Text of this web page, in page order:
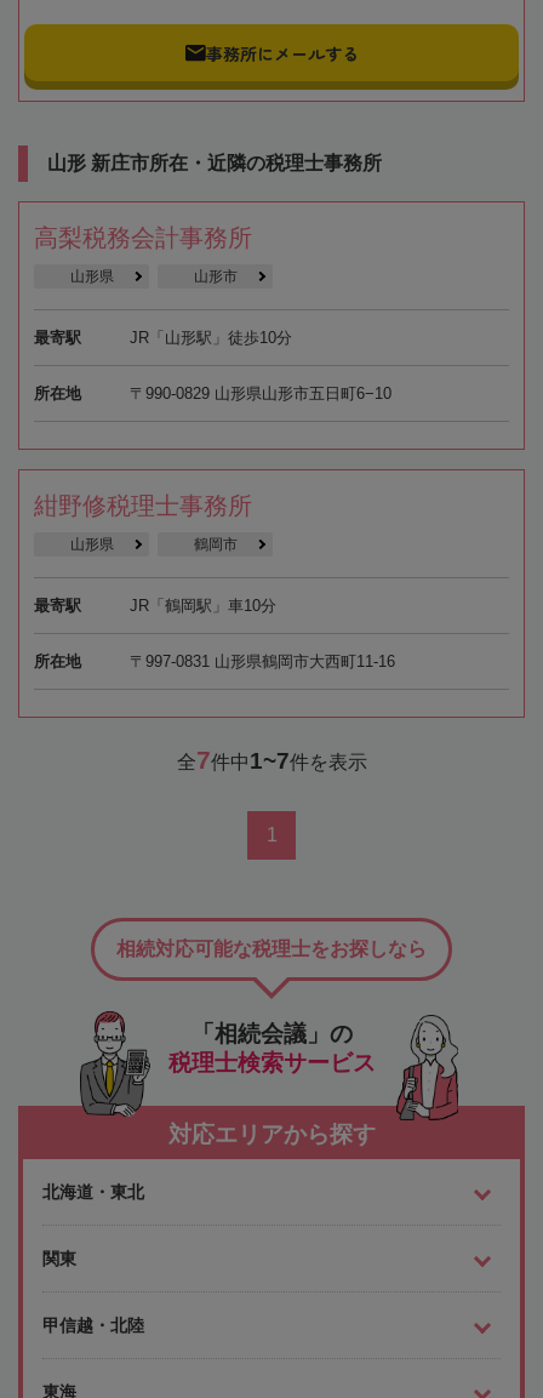
事務所にメールする
山形 新庄市所在・近隣の税理士事務所
高梨税務会計事務所
山形県 山形市
最寄駅 JR「山形駅」徒歩10分
所在地 〒990-0829 山形県山形市五日町6−10
紺野修税理士事務所
山形県 鶴岡市
最寄駅 JR「鶴岡駅」車10分
所在地 〒997-0831 山形県鶴岡市大西町11-16
全7件中1~7件を表示
1
「相続会議」の
税理士検索サービス
相続対応可能な税理士をお探しなら
対応エリアから探す
北海道・東北
関東
甲信越・北陸
東海